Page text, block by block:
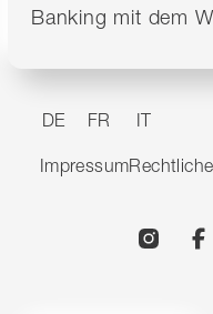
Banking mit dem
DE FR IT
Impressum